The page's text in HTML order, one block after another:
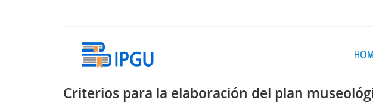
Criterios para la elaboración del plan